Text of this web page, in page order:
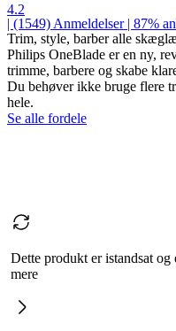
4.2
| (1549) Anmeldelser| 87%
Trim, style, barber alle
Philips OneBlade er en ny,
trimme, barbere og skabe
Du behøver ikke bruge flere
hele.
Se alle fordele
Dette produkt er istandsat
mere